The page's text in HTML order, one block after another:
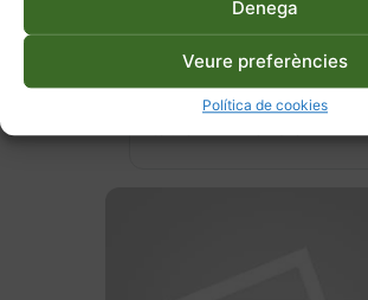
Denega
Veure preferències
Política de cookies
27 d'abril de 2026
Hort ecològic a terra o en